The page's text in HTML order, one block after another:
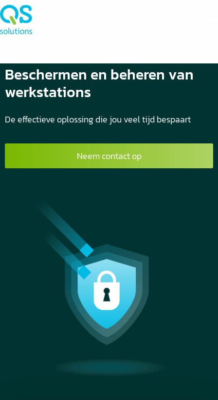
Beschermen en beheren van
werkstations
De effectieve oplossing die jou veel tijd bespaart
Neem contact op